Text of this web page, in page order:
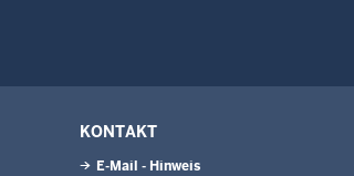
KONTAKT
E-Mail - Hinweis